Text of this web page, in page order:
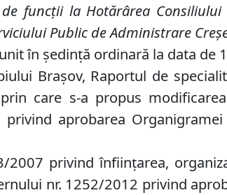
funcţii la Hotărârea
Public de Administrare
în şedinţă ordinară la data de
Braşov, Raportul de
care s-a propus
aprobarea
2007 privind înfiinţarea,
nr. 1252/2012 privind